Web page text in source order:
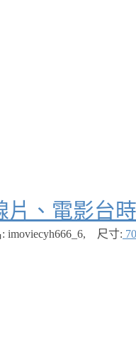
片、電影台
imoviecyh666_6, 尺寸: